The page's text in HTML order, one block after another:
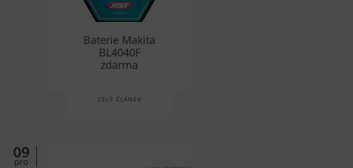
Baterie Makita
BL4040F
zdarma
CELÝ ČLÁNEK
09
pro